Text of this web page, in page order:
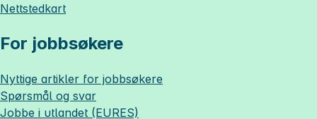
Nettstedkart
For jobbsøkere
Nyttige artikler for jobbsøkere
Spørsmål og svar
Jobbe i utlandet (EURES)